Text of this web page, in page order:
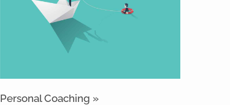
Personal Coaching »